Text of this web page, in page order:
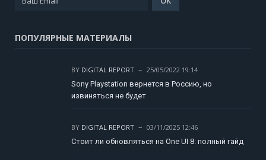
ПОПУЛЯРНЫЕ МАТЕРИАЛЫ
BY DIGITAL REPORT
25/05/2022 19:14
Sony Playstation вернется в Россию, но
извиняться не будет
BY DIGITAL REPORT
03/11/2025 12:46
Стоит ли обновляться на One UI 8: полный гайд